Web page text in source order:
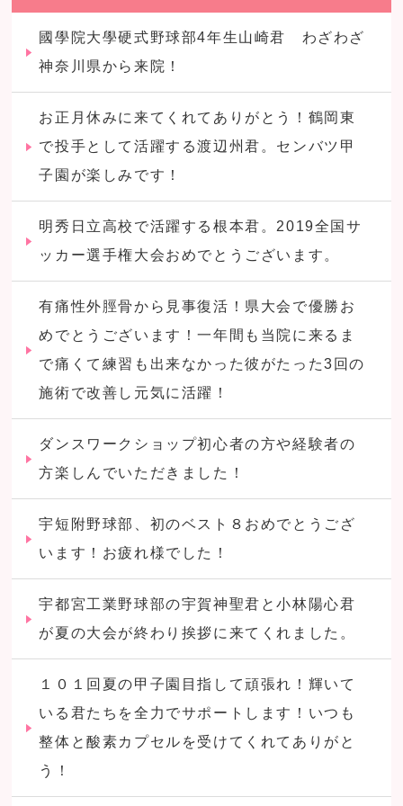
國學院大學硬式野球部4年生山崎君 わざわざ
神奈川県から来院！
お正月休みに来てくれてありがとう！鶴岡東
で投手として活躍する渡辺州君。センバツ甲
子園が楽しみです！
明秀日立高校で活躍する根本君。2019全国サ
ッカー選手権大会おめでとうございます。
有痛性外脛骨から見事復活！県大会で優勝お
めでとうございます！一年間も当院に来るま
で痛くて練習も出来なかった彼がたった3回の
施術で改善し元気に活躍！
ダンスワークショップ初心者の方や経験者の
方楽しんでいただきました！
宇短附野球部、初のベスト８おめでとうござ
います！お疲れ様でした！
宇都宮工業野球部の宇賀神聖君と小林陽心君
が夏の大会が終わり挨拶に来てくれました。
１０１回夏の甲子園目指して頑張れ！輝いて
いる君たちを全力でサポートします！いつも
整体と酸素カプセルを受けてくれてありがと
う！